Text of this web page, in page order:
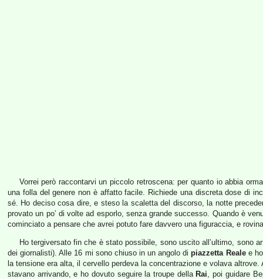
Vorrei però raccontarvi un piccolo retroscena: per quanto io abbia
una folla del genere non è affatto facile. Richiede una discreta dose di
sé. Ho deciso cosa dire, e steso la scaletta del discorso, la notte
provato un po’ di volte ad esporlo, senza grande successo. Quando è
cominciato a pensare che avrei potuto fare davvero una figuraccia, e
Ho tergiversato fin che è stato possibile, sono uscito all’ultimo, sono
dei giornalisti). Alle 16 mi sono chiuso in un angolo dipiazzetta Realee ho
la tensione era alta, il cervello perdeva la concentrazione e volava
stavano arrivando, e ho dovuto seguire la troupe della Rai, poi guidare